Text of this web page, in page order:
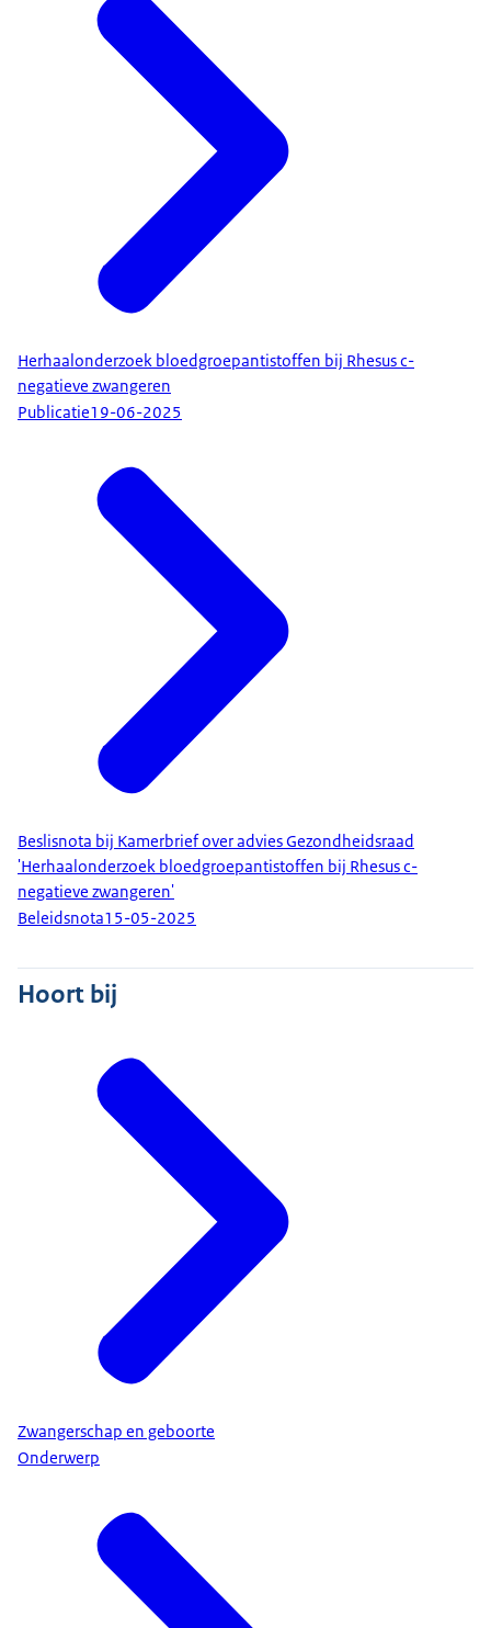
Herhaalonderzoek bloedgroepantistoffen bij Rhesus c-
negatieve zwangeren
Publicatie19-06-2025
Beslisnota bij Kamerbrief over advies Gezondheidsraad
'Herhaalonderzoek bloedgroepantistoffen bij Rhesus c-
negatieve zwangeren'
Beleidsnota15-05-2025
Hoort bij
Zwangerschap en geboorte
Onderwerp